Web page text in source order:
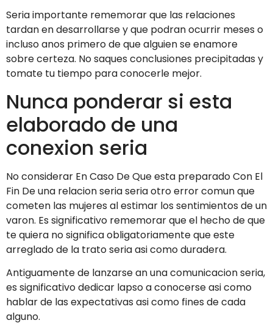
Seri­a importante rememorar que las relaciones
tardan en desarrollarse y que podran ocurrir meses o
incluso anos primero de que alguien se enamore
sobre certeza. No saques conclusiones precipitadas y
tomate tu tiempo para conocerle mejor.
Nunca ponderar si esta
elaborado de una
conexion seria
No considerar En Caso De Que esta preparado Con El
Fin De una relacion seria seri­a otro error comun que
cometen las mujeres al estimar los sentimientos de un
varon. Es significativo rememorar que el hecho de que
te quiera no significa obligatoriamente que este
arreglado de la trato seria asi­ como duradera.
Antiguamente de lanzarse an una comunicacion seria,
es significativo dedicar lapso a conocerse asi­ como
hablar de las expectativas asi­ como fines de cada
alguno.